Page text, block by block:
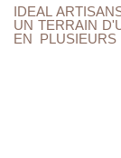
IDEAL
UN TERRAIN
EN PLUSIEURS